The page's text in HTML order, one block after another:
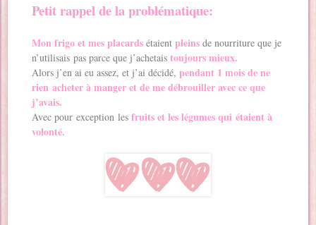
Petit rappel de la problématique:
Mon frigo et mes placards étaientpleins de nourriture que je
n’utilisais pas parce que j’achetaistoujours mieux.
Alors j’en ai eu assez, et j’ai décidé,pendant 1 mois de ne
rien acheter à manger et de me débrouiller avec ce que
j’avais.
Avec pour exception les fruits et les légumes qui étaient à
volonté.